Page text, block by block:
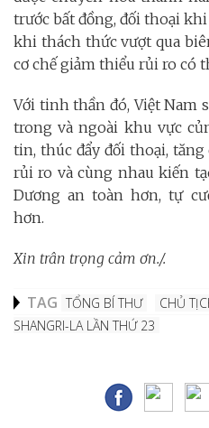
trước bất đồng, đối thoại
khi thách thức vượt qua
cơ chế giảm thiểu rủi ro có
Với tinh thần đó, Việt Nam
trong và ngoài khu vực
tin, thúc đẩy đối thoại,
rủi ro và cùng nhau kiến
Dương an toàn hơn, tự
hơn.
Xin trân trọng cảm ơn./.
TAG TỔNG BÍ THƯ CHỦ
SHANGRI-LA LẦN THỨ 23